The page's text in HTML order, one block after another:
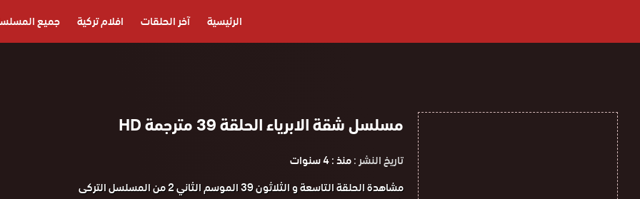
الرئيسية آخر الحلقات افلام تركية جميع
مسلسل شقة الابرياء الحلقة 39 مترجمة HD
تاريخ النشر :منذ : 4 سنوات
مشاهدة الحلقة التاسعة و الثلاثون 39 الموسم الثاني 2 من المسلسل التركى